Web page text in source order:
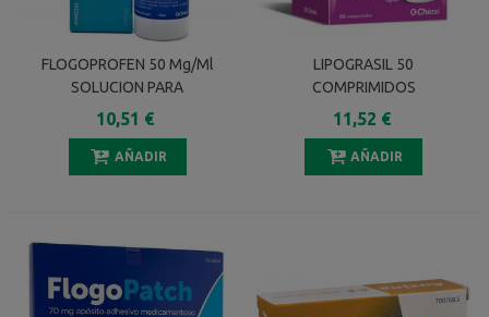
FLOGOPROFEN 50 Mg/ml
SOLUCION PARA
PULVERIZACION CUTANEA 1
FRASCO 100 Ml
10,51 €
AÑADIR
LIPOGRASIL 50
COMPRIMIDOS
11,52 €
AÑADIR